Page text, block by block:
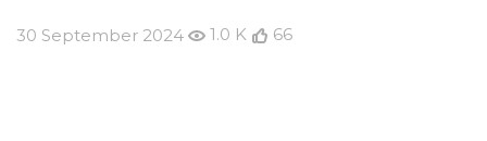
30 September 2024 1.0 K 66